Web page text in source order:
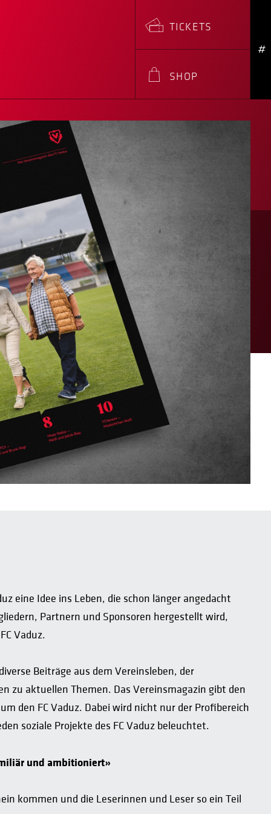
TICKETS
SHOP
#
eine Idee ins Leben, die schon länger angedacht
Partnern und Sponsoren hergestellt wird,
Vaduz.
Beiträge aus dem Vereinsleben, der
zu aktuellen Themen. Das Vereinsmagazin gibt den
den FC Vaduz. Dabei wird nicht nur der Profibereich
soziale Projekte des FC Vaduz beleuchtet.
und ambitioniert»
kommen und die Leserinnen und Leser so ein Teil